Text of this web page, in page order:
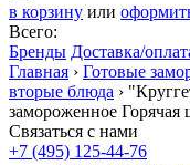
в корзину или
Всего:
Бренды Доставка/
Главная › Готовые
вторые блюда ›
замороженное Горячая
Связаться с нами
+7 (495) 125-44-76